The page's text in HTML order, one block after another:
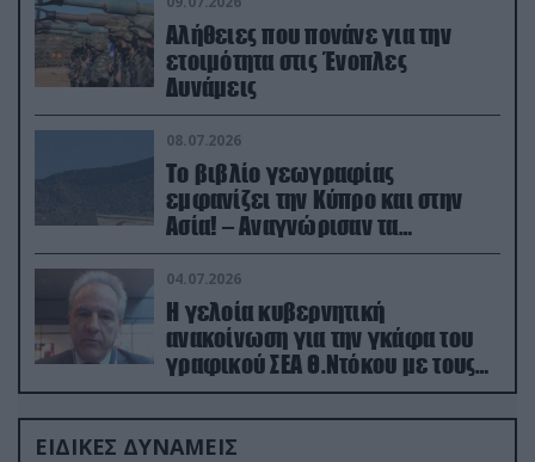
Αλήθειες που πονάνε για την
ετοιμότητα στις Ένοπλες
Δυνάμεις
08.07.2026
Το βιβλίο γεωγραφίας
εμφανίζει την Κύπρο και στην
Ασία! – Αναγνώρισαν τα
κατεχόμενα; (φωτο)
04.07.2026
Η γελοία κυβερνητική
ανακοίνωση για την γκάφα του
γραφικού ΣΕΑ Θ.Ντόκου με τους
Ρώσους φαρσέρ
ΕΙΔΙΚΕΣ ΔΥΝΑΜΕΙΣ